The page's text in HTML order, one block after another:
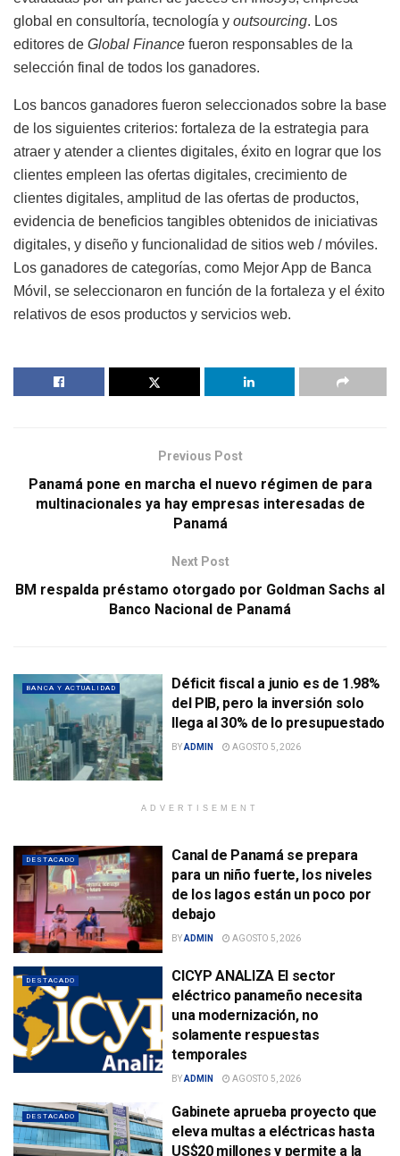
global en consultoría, tecnología y outsourcing. Los
editores de Global Finance fueron responsables de la
selección final de todos los ganadores.
Los bancos ganadores fueron seleccionados sobre la base
de los siguientes criterios: fortaleza de la estrategia para
atraer y atender a clientes digitales, éxito en lograr que los
clientes empleen las ofertas digitales, crecimiento de
clientes digitales, amplitud de las ofertas de productos,
evidencia de beneficios tangibles obtenidos de iniciativas
digitales, y diseño y funcionalidad de sitios web / móviles.
Los ganadores de categorías, como Mejor App de Banca
Móvil, se seleccionaron en función de la fortaleza y ​​el éxito
relativos de esos productos y servicios web.
Previous Post
Panamá pone en marcha el nuevo régimen de para
multinacionales ya hay empresas interesadas de
Panamá
Next Post
BM respalda préstamo otorgado por Goldman Sachs al
Banco Nacional de Panamá
BANCA Y ACTUALIDAD
Déficit fiscal a junio es de 1.98%
del PIB, pero la inversión solo
llega al 30% de lo presupuestado
BYADMIN AGOSTO 5, 2026
ADVERTISEMENT
DESTACADO
Canal de Panamá se prepara
para un niño fuerte, los niveles
de los lagos están un poco por
debajo
BYADMIN AGOSTO 5, 2026
DESTACADO
CICYP ANALIZA El sector
eléctrico panameño necesita
una modernización, no
solamente respuestas
temporales
BYADMIN AGOSTO 5, 2026
DESTACADO
Gabinete aprueba proyecto que
eleva multas a eléctricas hasta
US$20 millones y permite a la